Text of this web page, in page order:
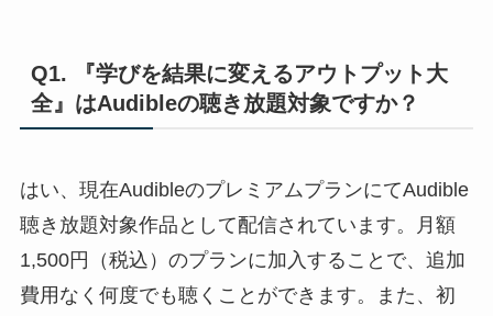
Q1. 『学びを結果に変えるアウトプット大
全』はAudibleの聴き放題対象ですか？
はい、現在AudibleのプレミアムプランにてAudible
聴き放題対象作品として配信されています。月額
1,500円（税込）のプランに加入することで、追加
費用なく何度でも聴くことができます。また、初